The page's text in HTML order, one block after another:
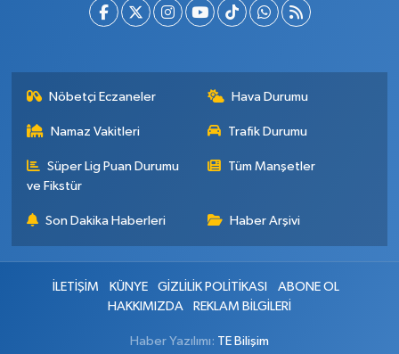
Nöbetçi Eczaneler Hava Durumu
Namaz Vakitleri Trafik Durumu
Süper Lig Puan Durumu
ve Fikstür
Tüm Manşetler
Son Dakika Haberleri Haber Arşivi
İLETİŞİM KÜNYE GİZLİLİK POLİTİKASI
ABONE OL
HAKKIMIZDA
REKLAM BİLGİLERİ
Haber Yazılımı: TE Bilişim